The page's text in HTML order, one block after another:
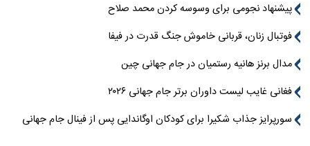
پیشنهاد نجومی برای وسوسه کردن محمد صلاح
فوتبال زنان، قربانی خاموش جنگ قدرت در فیفا
مدال برنز هانیه رستمیان در جام جهانی چین
فغانی غایب لیست داوران برتر جام جهانی ۲۰۲۶
سورپرایز جذاب شکیرا برای کودکان اوگاندایی پس از فینال جام جهانی